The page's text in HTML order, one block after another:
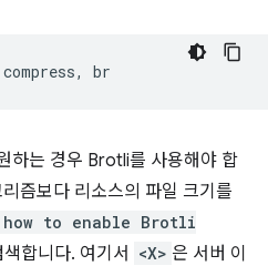
하는 경우 Brotli를 사용해야 합
즘보다 리소스의 파일 크기를
how to enable Brotli
합니다. 여기서 <X> 은 서버 이